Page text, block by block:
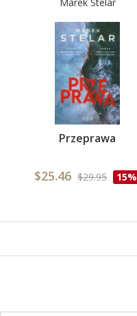
Przeprawa
$25.46 $29.95 15%